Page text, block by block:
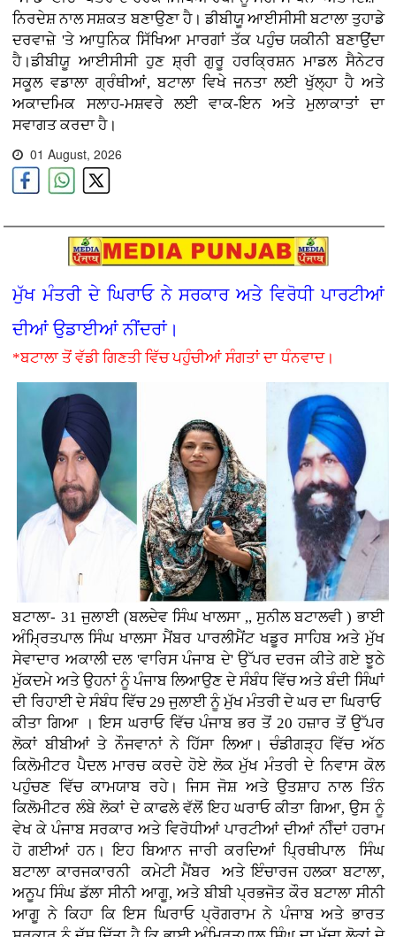
ਨਿਰਦੇਸ਼ ਨਾਲ ਸਸ਼ਕਤ ਬਣਾਉਣਾ ਹੈ। ਡੀਬੀਯੂ ਆਈਸੀਸੀ ਬਟਾਲਾ ਤੁਹਾਡੇ
ਦਰਵਾਜ਼ੇ 'ਤੇ ਆਧੁਨਿਕ ਸਿੱਖਿਆ ਮਾਰਗਾਂ ਤੱਕ ਪਹੁੰਚ ਯਕੀਨੀ ਬਣਾਉਂਦਾ
ਹੈ।ਡੀਬੀਯੂ ਆਈਸੀਸੀ ਹੁਣ ਸ਼੍ਰੀ ਗੁਰੂ ਹਰਕ੍ਰਿਸ਼ਨ ਮਾਡਲ ਸੈਨੇਟਰ
ਸਕੂਲ ਵਡਾਲਾ ਗ੍ਰੰਥੀਆਂ, ਬਟਾਲਾ ਵਿਖੇ ਜਨਤਾ ਲਈ ਖੁੱਲ੍ਹਾ ਹੈ ਅਤੇ
ਅਕਾਦਮਿਕ ਸਲਾਹ-ਮਸ਼ਵਰੇ ਲਈ ਵਾਕ-ਇਨ ਅਤੇ ਮੁਲਾਕਾਤਾਂ ਦਾ
ਸਵਾਗਤ ਕਰਦਾ ਹੈ।
01 August, 2026
ਮੁੱਖ ਮੰਤਰੀ ਦੇ ਘਿਰਾਓ ਨੇ ਸਰਕਾਰ ਅਤੇ ਵਿਰੋਧੀ ਪਾਰਟੀਆਂ
ਦੀਆਂ ਉਡਾਈਆਂ ਨੀਂਦਰਾਂ।
*ਬਟਾਲਾ ਤੋਂ ਵੱਡੀ ਗਿਣਤੀ ਵਿੱਚ ਪਹੁੰਚੀਆਂ ਸੰਗਤਾਂ ਦਾ ਧੰਨਵਾਦ।
ਬਟਾਲਾ- 31 ਜੁਲਾਈ (ਬਲਦੇਵ ਸਿੰਘ ਖਾਲਸਾ ,, ਸੁਨੀਲ ਬਟਾਲਵੀ ) ਭਾਈ
ਅੰਮ੍ਰਿਤਪਾਲ ਸਿੰਘ ਖਾਲਸਾ ਮੈਂਬਰ ਪਾਰਲੀਮੈਂਟ ਖਡੂਰ ਸਾਹਿਬ ਅਤੇ ਮੁੱਖ
ਸੇਵਾਦਾਰ ਅਕਾਲੀ ਦਲ 'ਵਾਰਿਸ ਪੰਜਾਬ ਦੇ' ਉੱਪਰ ਦਰਜ ਕੀਤੇ ਗਏ ਝੂਠੇ
ਮੁੱਕਦਮੇ ਅਤੇ ਉਹਨਾਂ ਨੂੰ ਪੰਜਾਬ ਲਿਆਉਣ ਦੇ ਸੰਬੰਧ ਵਿੱਚ ਅਤੇ ਬੰਦੀ ਸਿੰਘਾਂ
ਦੀ ਰਿਹਾਈ ਦੇ ਸੰਬੰਧ ਵਿੱਚ 29 ਜੁਲਾਈ ਨੂੰ ਮੁੱਖ ਮੰਤਰੀ ਦੇ ਘਰ ਦਾ ਘਿਰਾਓ
ਕੀਤਾ ਗਿਆ । ਇਸ ਘਰਾਓ ਵਿੱਚ ਪੰਜਾਬ ਭਰ ਤੋਂ 20 ਹਜ਼ਾਰ ਤੋਂ ਉੱਪਰ
ਲੋਕਾਂ ਬੀਬੀਆਂ ਤੇ ਨੌਜਵਾਨਾਂ ਨੇ ਹਿੱਸਾ ਲਿਆ। ਚੰਡੀਗੜ੍ਹ ਵਿੱਚ ਅੱਠ
ਕਿਲੋਮੀਟਰ ਪੈਦਲ ਮਾਰਚ ਕਰਦੇ ਹੋਏ ਲੋਕ ਮੁੱਖ ਮੰਤਰੀ ਦੇ ਨਿਵਾਸ ਕੋਲ
ਪਹੁੰਚਣ ਵਿੱਚ ਕਾਮਯਾਬ ਰਹੇ। ਜਿਸ ਜੋਸ਼ ਅਤੇ ਉਤਸ਼ਾਹ ਨਾਲ ਤਿੰਨ
ਕਿਲੋਮੀਟਰ ਲੰਬੇ ਲੋਕਾਂ ਦੇ ਕਾਫਲੇ ਵੱਲੋਂ ਇਹ ਘਰਾਓ ਕੀਤਾ ਗਿਆ, ਉਸ ਨੂੰ
ਵੇਖ ਕੇ ਪੰਜਾਬ ਸਰਕਾਰ ਅਤੇ ਵਿਰੋਧੀਆਂ ਪਾਰਟੀਆਂ ਦੀਆਂ ਨੀੰਦਾਂ ਹਰਾਮ
ਹੋ ਗਈਆਂ ਹਨ। ਇਹ ਬਿਆਨ ਜਾਰੀ ਕਰਦਿਆਂ ਪ੍ਰਿਥੀਪਾਲ ਸਿੰਘ
ਬਟਾਲਾ ਕਾਰਜਕਾਰਨੀ ਕਮੇਟੀ ਮੈਂਬਰ ਅਤੇ ਇੰਚਾਰਜ ਹਲਕਾ ਬਟਾਲਾ,
ਅਨੂਪ ਸਿੰਘ ਡੱਲਾ ਸੀਨੀ ਆਗੂ, ਅਤੇ ਬੀਬੀ ਪ੍ਰਭਜੋਤ ਕੌਰ ਬਟਾਲਾ ਸੀਨੀ
ਆਗੂ ਨੇ ਕਿਹਾ ਕਿ ਇਸ ਘਿਰਾਓ ਪ੍ਰੋਗਰਾਮ ਨੇ ਪੰਜਾਬ ਅਤੇ ਭਾਰਤ